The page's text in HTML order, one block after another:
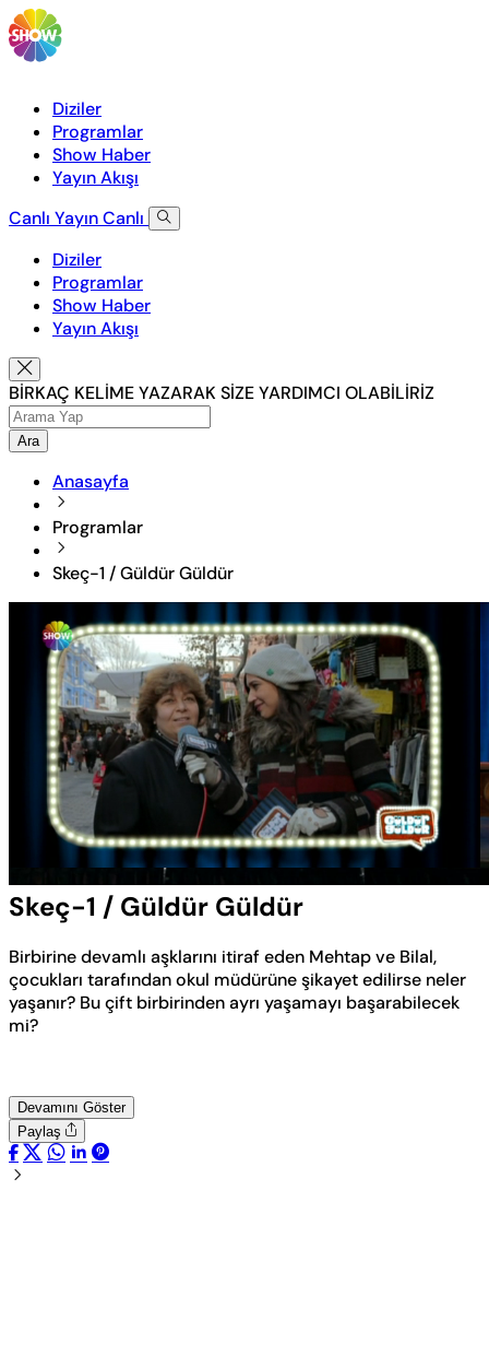
Diziler
Programlar
Show Haber
Yayın Akışı
Canlı YayınCanlı
Diziler
Programlar
Show Haber
Yayın Akışı
BİRKAÇ KELİME YAZARAK SİZE YARDIMCI OLABİLİRİZ
Ara
Anasayfa
Programlar
Skeç-1 / Güldür Güldür
Sesi
Aç
Yüklendi
:
5.41%
Oynatma
Hızı
Skeç-1 / Güldür Güldür
Birbirine devamlı aşklarını itiraf eden Mehtap ve Bilal,
çocukları tarafından okul müdürüne şikayet edilirse neler
yaşanır? Bu çift birbirinden ayrı yaşamayı başarabilecek
mi?
Devamını Göster
Paylaş